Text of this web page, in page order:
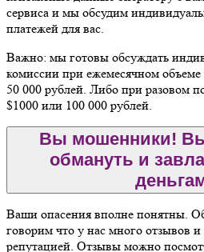
сервиса и мы обсудим
платежей для вас.
Важно: мы готовы обсуждать
комиссии при ежемесячном
50 000 рублей. Либо при разовом
$1000 или 100 000 рублей.
Вы мошенники!
обмануть и
Ваши опасения вполне понятны.
говорим что у нас много отзывов
репутацией. Отзывы можно